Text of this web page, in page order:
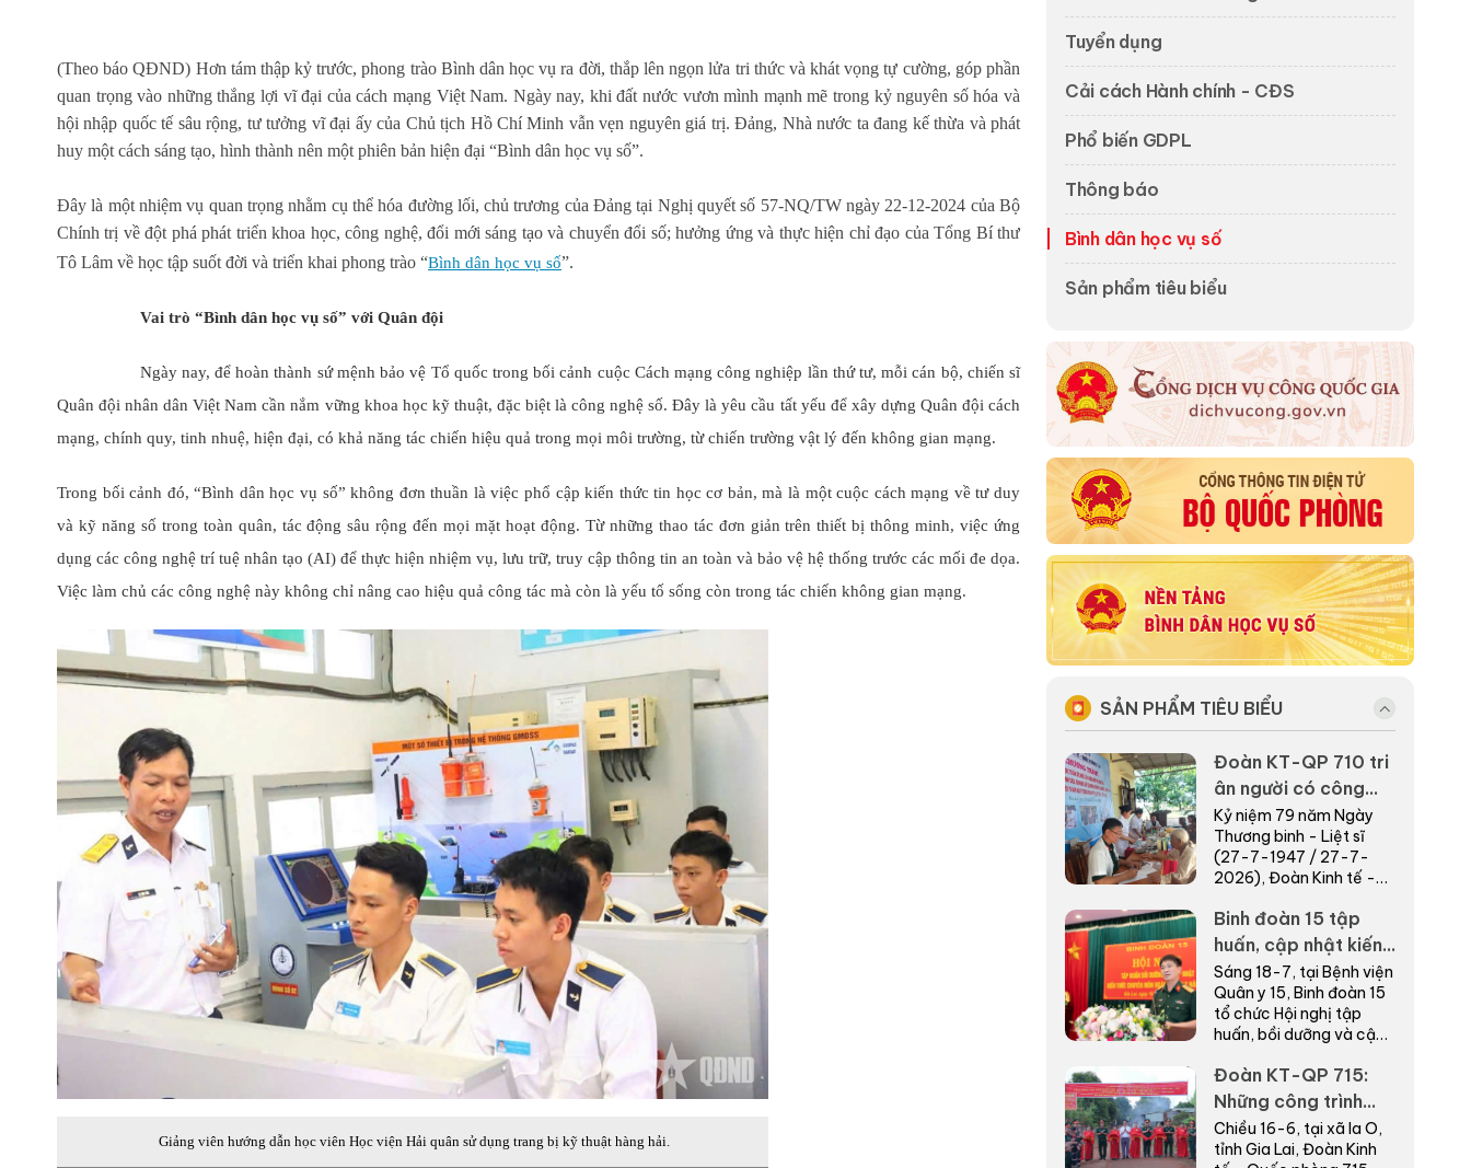
(Theo báo QĐND) Hơn tám thập kỷ trước, phong trào Bình dân học vụ ra đời, thắp lên ngọn lửa tri thức và khát vọng tự cường, góp phần
quan trọng vào những thắng lợi vĩ đại của cách mạng Việt Nam. Ngày nay, khi đất nước vươn mình mạnh mẽ trong kỷ nguyên số hóa và
hội nhập quốc tế sâu rộng, tư tưởng vĩ đại ấy của Chủ tịch Hồ Chí Minh vẫn vẹn nguyên giá trị. Đảng, Nhà nước ta đang kế thừa và phát
huy một cách sáng tạo, hình thành nên một phiên bản hiện đại “Bình dân học vụ số”.
Đây là một nhiệm vụ quan trọng nhằm cụ thể hóa đường lối, chủ trương của Đảng tại Nghị quyết số 57-NQ/TW ngày 22-12-2024 của Bộ
Chính trị về đột phá phát triển khoa học, công nghệ, đổi mới sáng tạo và chuyển đổi số; hưởng ứng và thực hiện chỉ đạo của Tổng Bí thư
Tô Lâm về học tập suốt đời và triển khai phong trào “Bình dân học vụ số”.
Vai trò “Bình dân học vụ số” với Quân đội
Ngày nay, để hoàn thành sứ mệnh bảo vệ Tổ quốc trong bối cảnh cuộc Cách mạng công nghiệp lần thứ tư, mỗi cán bộ, chiến sĩ
Quân đội nhân dân Việt Nam cần nắm vững khoa học kỹ thuật, đặc biệt là công nghệ số. Đây là yêu cầu tất yếu để xây dựng Quân đội cách
mạng, chính quy, tinh nhuệ, hiện đại, có khả năng tác chiến hiệu quả trong mọi môi trường, từ chiến trường vật lý đến không gian mạng.
Trong bối cảnh đó, “Bình dân học vụ số” không đơn thuần là việc phổ cập kiến thức tin học cơ bản, mà là một cuộc cách mạng về tư duy
và kỹ năng số trong toàn quân, tác động sâu rộng đến mọi mặt hoạt động. Từ những thao tác đơn giản trên thiết bị thông minh, việc ứng
dụng các công nghệ trí tuệ nhân tạo (AI) để thực hiện nhiệm vụ, lưu trữ, truy cập thông tin an toàn và bảo vệ hệ thống trước các mối đe dọa.
Việc làm chủ các công nghệ này không chỉ nâng cao hiệu quả công tác mà còn là yếu tố sống còn trong tác chiến không gian mạng.
Giảng viên hướng dẫn học viên Học viện Hải quân sử dụng trang bị kỹ thuật hàng hải.
Tuyển dụng
Cải cách Hành chính - CĐS
Phổ biến GDPL
Thông báo
Bình dân học vụ số
Sản phẩm tiêu biểu
SẢN PHẨM TIÊU BIỂU
Đoàn KT-QP 710 tri
ân người có công
bằng những việc làm
thiết thực nơi biên
giới
Kỷ niệm 79 năm Ngày
Thương binh - Liệt sĩ
(27-7-1947 / 27-7-
2026), Đoàn Kinh tế -
710, Binh đoàn 15 phối
hợp với cấp ủy, chính
quyề...
Binh đoàn 15 tập
huấn, cập nhật kiến
thức chuyên môn
ngành Quân y năm
2026
Sáng 18-7, tại Bệnh viện
Quân y 15, Binh đoàn 15
tổ chức Hội nghị tập
huấn, bồi dưỡng và cập
môn ngành Quân y năm
2026.
Đoàn KT-QP 715:
Những công trình
thiết thực chào
mừng 40 năm Ngày
Chiều 16-6, tại xã Ia O,
tỉnh Gia Lai, Đoàn Kinh